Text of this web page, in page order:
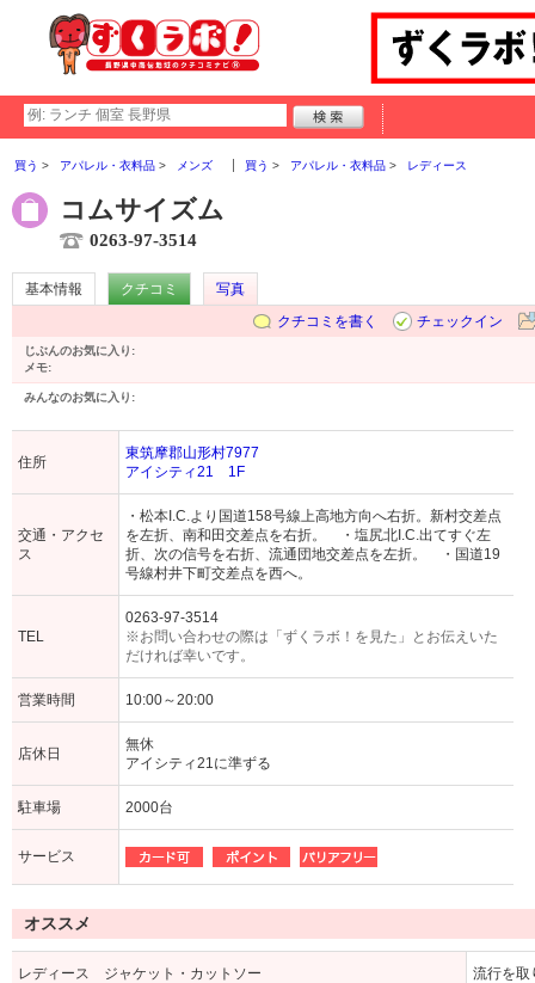
買う アパレル・衣料品 メンズ 買う アパレル・衣料品 レディース
コムサイズム
0263-97-3514
基本情報 クチコミ
写真
クチコミを書く
チェックイン
じぶんのお気に入り:
メモ:
みんなのお気に入り:
住所
東筑摩郡山形村7977
アイシティ21 1F
交通・アクセ
ス
・松本I.C.より国道158号線上高地方向へ右折。新村交差点
を左折、南和田交差点を右折。 ・塩尻北I.C.出てすぐ左
折、次の信号を右折、流通団地交差点を左折。 ・国道19
号線村井下町交差点を西へ。
TEL
0263-97-3514
※お問い合わせの際は「ずくラボ！を見た」とお伝えいた
だければ幸いです。
営業時間 10:00～20:00
店休日
無休
アイシティ21に準ずる
駐車場 2000台
サービス
オススメ
レディース ジャケット・カットソー
流行を取